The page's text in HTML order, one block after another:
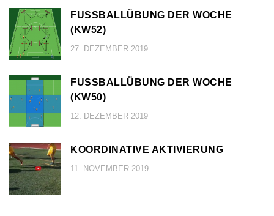
FUSSBALLÜBUNG DER WOCHE (
KW52)
27. DEZEMBER 2019
FUSSBALLÜBUNG DER WOCHE (
KW50)
12. DEZEMBER 2019
KOORDINATIVE AKTIVIERUNG
11. NOVEMBER 2019